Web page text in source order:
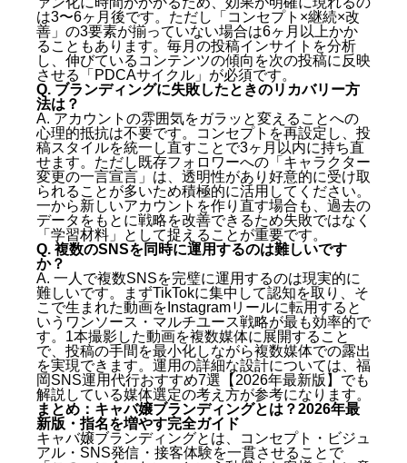
は3〜6ヶ月後です。ただし「コンセプト×継続×改
善」の3要素が揃っていない場合は6ヶ月以上かか
ることもあります。毎月の投稿インサイトを分析
し、伸びているコンテンツの傾向を次の投稿に反映
させる「PDCAサイクル」が必須です。
Q. ブランディングに失敗したときのリカバリー方
法は？
A. アカウントの雰囲気をガラッと変えることへの
心理的抵抗は不要です。コンセプトを再設定し、投
稿スタイルを統一し直すことで3ヶ月以内に持ち直
せます。ただし既存フォロワーへの「キャラクター
変更の一言宣言」は、透明性があり好意的に受け取
られることが多いため積極的に活用してください。
一から新しいアカウントを作り直す場合も、過去の
データをもとに戦略を改善できるため失敗ではなく
「学習材料」として捉えることが重要です。
Q. 複数のSNSを同時に運用するのは難しいです
か？
A. 一人で複数SNSを完璧に運用するのは現実的に
難しいです。まずTikTokに集中して認知を取り、そ
こで生まれた動画をInstagramリールに転用すると
いうワンソース・マルチユース戦略が最も効率的で
す。1本撮影した動画を複数媒体に展開すること
で、投稿の手間を最小化しながら複数媒体での露出
を実現できます。運用の詳細な設計については、 福
岡SNS運用代行おすすめ7選【2026年最新版】 でも
解説している媒体選定の考え方が参考になります。
まとめ：キャバ嬢ブランディングとは？2026年最
新版・指名を増やす完全ガイド
キャバ嬢ブランディングとは、コンセプト・ビジュ
アル・SNS発信・接客体験を一貫させることで